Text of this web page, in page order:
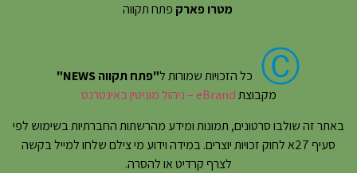
מטרו פארק פתח תקווה
Ⓒ כל הזכויות שמורות ל"פתח תקווה NEWS"
מקבוצתeBrand – ניהול מוניטין באינטרנט
באתר זה שולבו סרטונים, תמונות ומידע מהרשתות החברתיות בשימוש לפי
סעיף 27א לחוק זכויות יוצרים. במידה וידוע מי צילם שלחו למייל בקשה
לצרף קרדיט או להסרה.